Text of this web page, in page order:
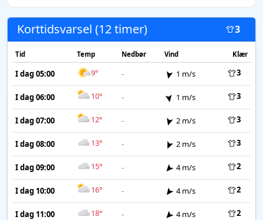
Korttidsvarsel (12 timer) 3
Tid Temp Nedbør Vind Klær
I dag 05:00 9° - 1 m/s 3
I dag 06:00 10° - 1 m/s 3
I dag 07:00 12° - 2 m/s 3
I dag 08:00 13° - 2 m/s 3
I dag 09:00 15° - 4 m/s 2
I dag 10:00 16° - 4 m/s 2
I dag 11:00 18° - 4 m/s 2